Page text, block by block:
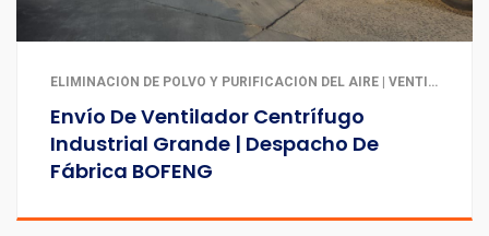
ELIMINACIÓN DE POLVO Y PURIFICACIÓN DEL AIRE | VENTILACIÓN Y EXTRACCIÓN INDUSTRIAL
Envío De Ventilador Centrífugo
Industrial Grande | Despacho De
Fábrica BOFENG